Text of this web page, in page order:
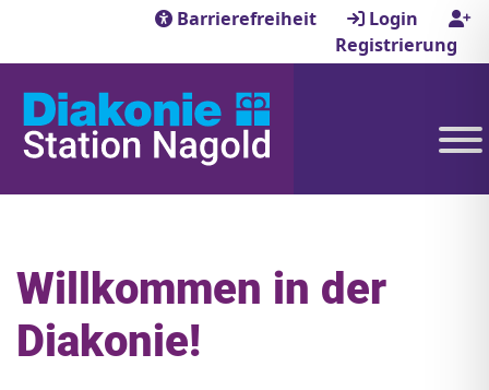
Barrierefreiheit
Login
Registrierung
Willkommen in der
Diakonie!